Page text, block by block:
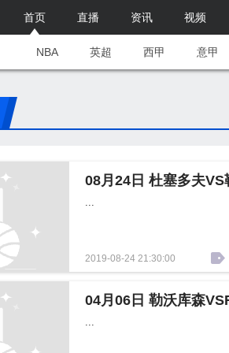
首页 直播 资讯 视频
NBA 英超 西甲 意甲
...
2019-08-24 21:30:00
...